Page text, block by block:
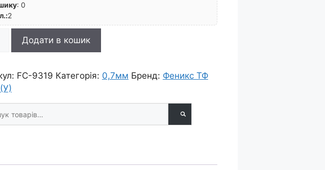
: 0
2
Додати в кошик
FC-9319 Категорія: 0,7мм Бренд: Феникc ТФ